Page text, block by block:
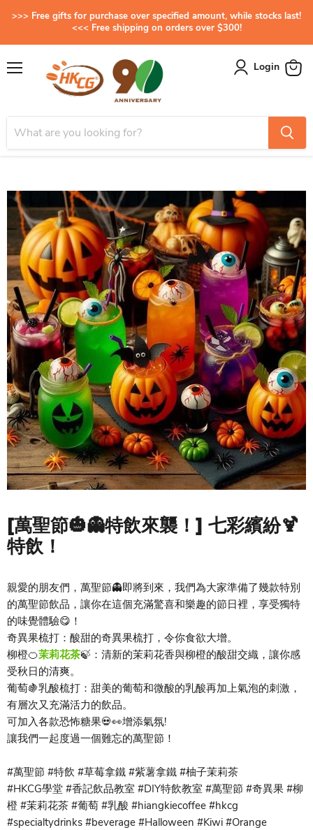
>>> Free gifts for purchase over specified amount, while stocks last!
<<< Free shipping on orders over $300!
Login
View
[萬聖節🎃👻特飲來襲！] 七彩繽紛🍹
特飲！
親愛的朋友們，萬聖節👻即將到來，我們為大家準備了幾款特別
的萬聖節飲品，讓你在這個充滿驚喜和樂趣的節日裡，享受獨特
的味覺體驗😋！
奇異果梳打：酸甜的奇異果梳打，令你食欲大增。
柳橙🍊茉莉花茶🍃：清新的茉莉花香與柳橙的酸甜交織，讓你感
受秋日的清爽。
葡萄🍇乳酸梳打：甜美的葡萄和微酸的乳酸再加上氣泡的刺激，
有層次又充滿活力的飲品。
可加入各款恐怖糖果💀👀增添氣氛!
讓我們一起度過一個難忘的萬聖節！
#萬聖節 #特飲 #草莓拿鐵 #紫薯拿鐵 #柚子茉莉茶
#HKCG學堂 #香記飲品教室 #DIY特飲教室 #萬聖節 #奇異果 #柳
橙 #茉莉花茶 #葡萄 #乳酸 #hiangkiecoffee #hkcg
#specialtydrinks #beverage #Halloween #Kiwi #Orange